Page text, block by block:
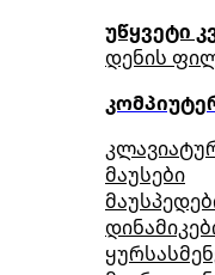
უწყვეტი
დენის
მაუსები